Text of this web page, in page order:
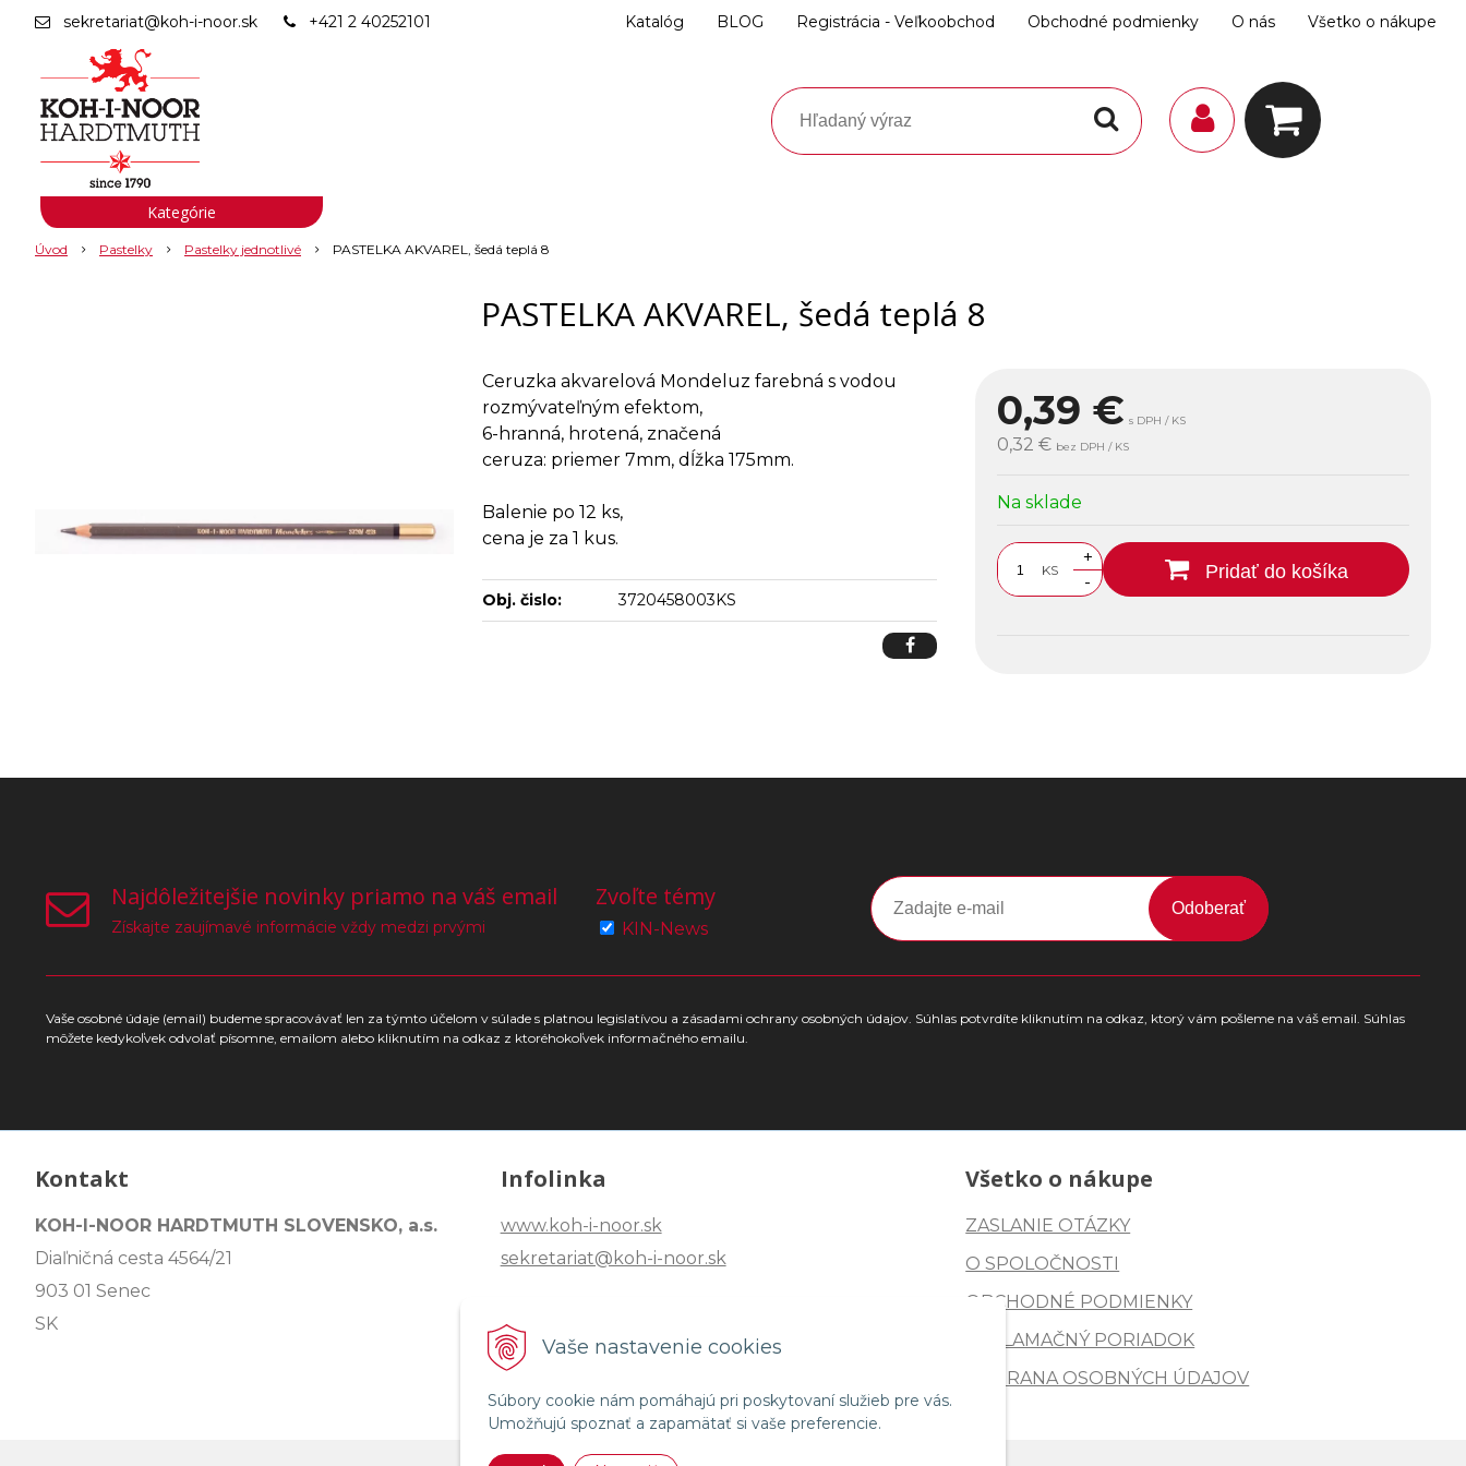
Vaše nastavenie cookies
Súbory cookie nám pomáhajú pri poskytovaní služieb pre vás.
Umožňujú spoznať a zapamätať si vaše preferencie.
sekretariat@koh-i-noor.sk +421 2 40252101 Katalóg BLOG Registrácia - Veľkoobchod Obchodné podmienky O nás Všetko o nákupe
Úvod Pastelky Pastelky jednotlivé PASTELKA AKVAREL, šedá teplá 8
PASTELKA AKVAREL, šedá teplá 8
0,39 € s DPH / KS
0,32 € bez DPH / KS
Na sklade
KS
+
-
Pridať do košíka
Ceruzka akvarelová Mondeluz farebná s vodou
rozmývateľným efektom,
6-hranná, hrotená, značená
ceruza: priemer 7mm, dĺžka 175mm.
Balenie po 12 ks,
cena je za 1 kus.
Obj. čislo: 3720458003KS
Kategórie
Najdôležitejšie novinky priamo na váš email
Získajte zaujímavé informácie vždy medzi prvými
Zvoľte témy
KIN-News
Odoberať
Vaše osobné údaje (email) budeme spracovávať len za týmto účelom v súlade s platnou legislatívou a zásadami ochrany osobných údajov. Súhlas potvrdíte kliknutím na odkaz, ktorý vám pošleme na váš email. Súhlas
môžete kedykoľvek odvolať písomne, emailom alebo kliknutím na odkaz z ktoréhokoľvek informačného emailu.
Kontakt
KOH-I-NOOR HARDTMUTH SLOVENSKO, a.s.
Diaľničná cesta 4564/21
903 01 Senec
SK
Infolinka
www.koh-i-noor.sk
sekretariat@koh-i-noor.sk
Tel: +421 2 40252101
Fax: +421 2 44872870
Všetko o nákupe
ZASLANIE OTÁZKY
O SPOLOČNOSTI
OBCHODNÉ PODMIENKY
REKLAMAČNÝ PORIADOK
OCHRANA OSOBNÝCH ÚDAJOV